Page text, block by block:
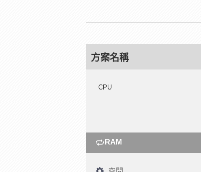
方案名稱
CPU
RAM